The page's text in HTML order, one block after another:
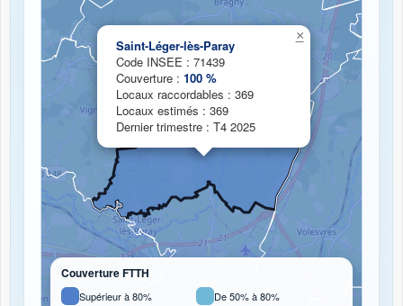
Chargement de la carte de couverture fibre...
Saint-Léger-lès-Paray
Code INSEE : 71439
Couverture : 100 %
Locaux raccordables : 369
Locaux estimés : 369
Dernier trimestre : T4 2025
×
Couverture FTTH
Supérieur à 80%
De 50% à 80%